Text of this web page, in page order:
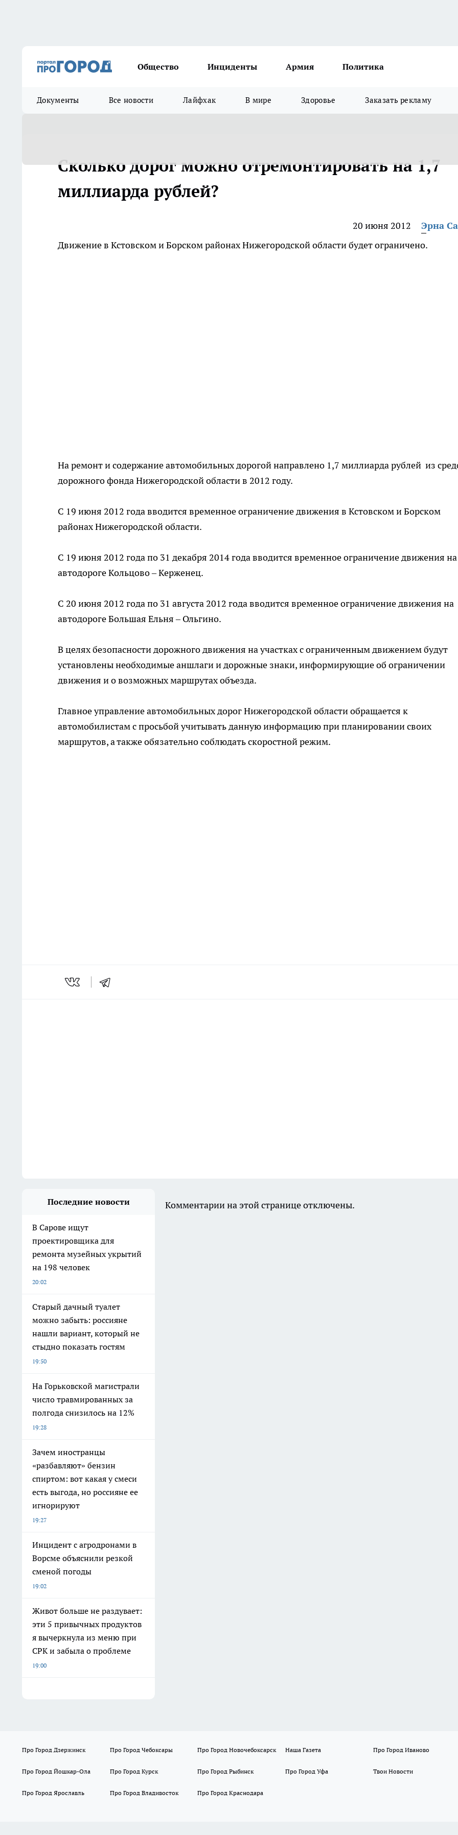
Общество Инциденты Армия Политика
Документы Все новости Лайфхак В мире Здоровье Заказать рекламу
Сколько дорог можно отремонтировать на 1,7
миллиарда рублей?
20 июня 2012
Эрна
Движение в Кстовском и Борском районах Нижегородской области будет ограничено.
На ремонт и содержание автомобильных дорогой направлено 1,7 миллиарда рублей из
дорожного фонда Нижегородской области в 2012 году.
С 19 июня 2012 года вводится временное ограничение движения в Кстовском и Борском
районах Нижегородской области.
С 19 июня 2012 года по 31 декабря 2014 года вводится временное ограничение движения на
автодороге Кольцово – Керженец.
С 20 июня 2012 года по 31 августа 2012 года вводится временное ограничение движения на
автодороге Большая Ельня – Ольгино.
В целях безопасности дорожного движения на участках с ограниченным движением будут
установлены необходимые аншлаги и дорожные знаки, информирующие об ограничении
движения и о возможных маршрутах объезда.
Главное управление автомобильных дорог Нижегородской области обращается к
автомобилистам с просьбой учитывать данную информацию при планировании своих
маршрутов, а также обязательно соблюдать скоростной режим.
Последние новости
В Сарове ищут
проектировщика для
ремонта музейных укрытий
на 198 человек
20:02
Старый дачный туалет
можно забыть: россияне
нашли вариант, который не
стыдно показать гостям
19:50
На Горьковской магистрали
число травмированных за
полгода снизилось на 12%
19:28
Зачем иностранцы
«разбавляют» бензин
спиртом: вот какая у смеси
есть выгода, но россияне ее
игнорируют
19:27
Инцидент с агродронами в
Ворсме объяснили резкой
сменой погоды
19:02
Живот больше не раздувает:
эти 5 привычных продуктов
я вычеркнула из меню при
СРК и забыла о проблеме
19:00
Комментарии на этой странице отключены.
Про Город Дзержинск Про Город Чебоксары Про Город Новочебоксарск Наша Газета Про Город Иваново
Про Город Йошкар-Ола Про Город Курск Про Город Рыбинск Про Город Уфа Твои Новости
Про Город Ярославль Про Город Владивосток Про Город Краснодара